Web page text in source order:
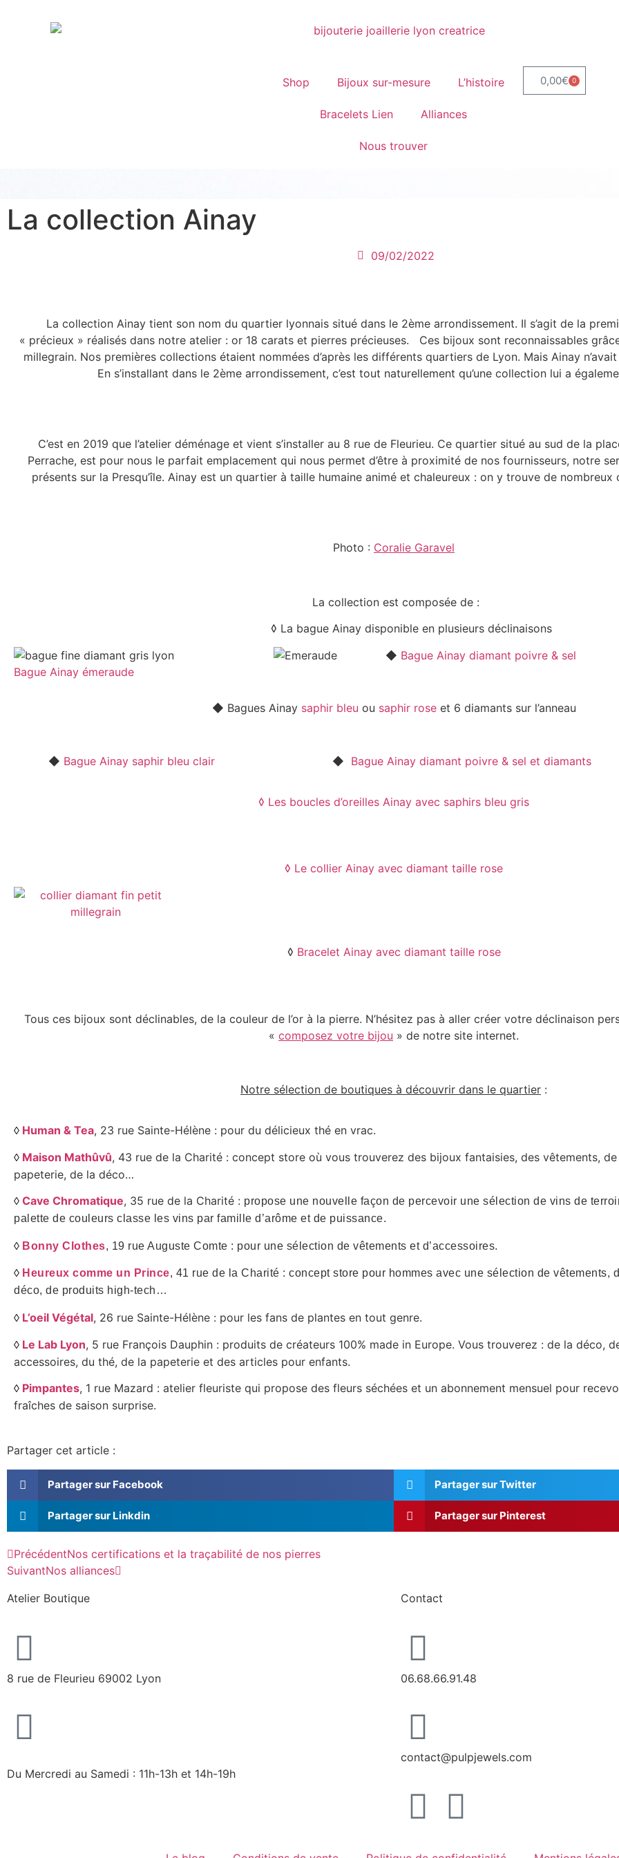
Shop Bijoux sur-mesure L’histoire
Bracelets Lien Alliances
Nous trouver
0,00€ 0
La collection Ainay
09/02/2022
La collection Ainay tient son nom du quartier lyonnais situé dans le 2ème arrondissement. Il s’agit de la
« précieux » réalisés dans notre atelier : or 18 carats et pierres précieuses. Ces bijoux sont reconnaissables
millegrain. Nos premières collections étaient nommées d’après les différents quartiers de Lyon. Mais Ainay
En s’installant dans le 2ème arrondissement, c’est tout naturellement qu’une collection lui a
C’est en 2019 que l’atelier déménage et vient s’installer au 8 rue de Fleurieu. Ce quartier situé au sud de la
Perrache, est pour nous le parfait emplacement qui nous permet d’être à proximité de nos fournisseurs, notre
présents sur la Presqu’île. Ainay est un quartier à taille humaine animé et chaleureux : on y trouve de
Photo : Coralie Garavel
La collection est composée de :
◊ La bague Ainay disponible en plusieurs déclinaisons
◆ Bague Ainay diamant poivre & sel
Bague Ainay émeraude
◆ Bagues Ainay saphir bleu ou saphir roseet 6 diamants sur l’anneau
◆ Bague Ainay saphir bleu clair ◆ Bague Ainay diamant poivre & sel et diamants
◊ Les boucles d’oreilles Ainay avec saphirs bleu gris
◊ Le collier Ainay avec diamant taille rose
◊ Bracelet Ainay avec diamant taille rose
Tous ces bijoux sont déclinables, de la couleur de l’or à la pierre. N’hésitez pas à aller créer votre déclinaison
« composez votre bijou » de notre site internet.
Notre sélection de boutiques à découvrir dans le quartier :
◊ Human & Tea, 23 rue Sainte-Hélène : pour du délicieux thé en vrac.
◊ Maison Mathûvû, 43 rue de la Charité : concept store où vous trouverez des bijoux fantaisies, des vêtements,
papeterie, de la déco…
◊ Cave Chromatique, 35 rue de la Charité : propose une nouvelle façon de percevoir une sélection de vins de
palette de couleurs classe les vins par famille d’arôme et de puissance.
◊ Bonny Clothes, 19 rue Auguste Comte : pour une sélection de vêtements et d’accessoires.
◊ Heureux comme un Prince, 41 rue de la Charité : concept store pour hommes avec une sélection de vêtements,
déco, de produits high-tech…
◊ L’oeil Végétal, 26 rue Sainte-Hélène : pour les fans de plantes en tout genre.
◊ Le Lab Lyon, 5 rue François Dauphin : produits de créateurs 100% made in Europe. Vous trouverez : de la déco,
accessoires, du thé, de la papeterie et des articles pour enfants.
◊ Pimpantes, 1 rue Mazard : atelier fleuriste qui propose des fleurs séchées et un abonnement mensuel pour
fraîches de saison surprise.
Partager cet article :
Partager sur Facebook Partager sur Twitter
Partager sur Linkdin Partager sur Pinterest
PrécédentNos certifications et la traçabilité de nos pierres
SuivantNos alliances
Atelier Boutique
8 rue de Fleurieu 69002 Lyon
Du Mercredi au Samedi : 11h-13h et 14h-19h
Contact
06.68.66.91.48
contact@pulpjewels.com